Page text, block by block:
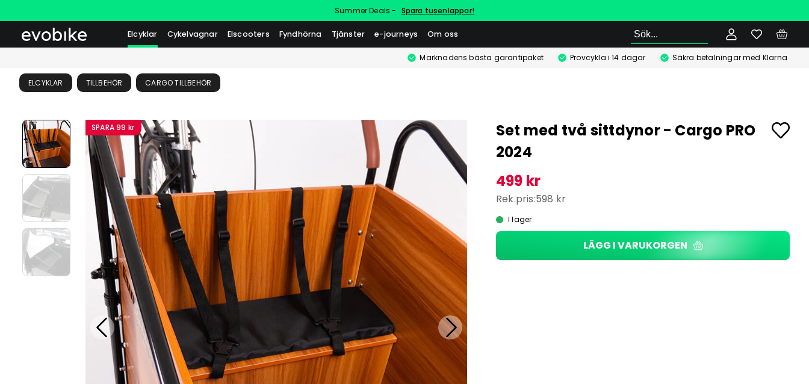
Summer Deals - Spara tusenlappar!
Elcyklar Cykelvagnar Elscooters Fyndhörna Tjänster e-journeys Om oss Sök
Marknadens bästa garantipaket Provcykla i 14 dagar Säkra betalningar med Klarna
ELCYKLAR TILLBEHÖR CARGO TILLBEHÖR
SPARA99 kr
Set med två sittdynor - Cargo PRO
2024
499 kr
Rek.pris:598 kr
I lager
LÄGG I VARUKORGEN